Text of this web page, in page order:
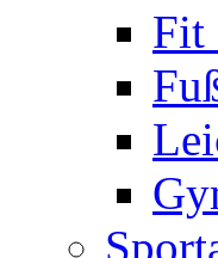
Fit